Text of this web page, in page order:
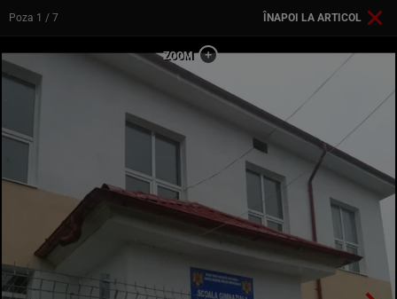
Poza 1 / 7 ÎNAPOI LA ARTICOL